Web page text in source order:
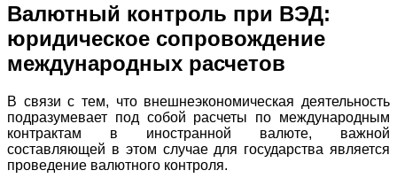
Валютный контроль при ВЭД:
юридическое сопровождение
международных расчетов
В связи с тем, что внешнеэкономическая деятельность
подразумевает под собой расчеты по международным
контрактам в иностранной валюте, важной
составляющей в этом случае для государства является
проведение валютного контроля.